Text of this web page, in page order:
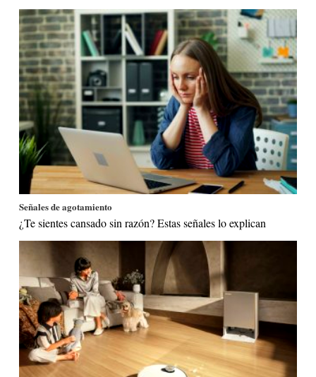
Señales de agotamiento
¿Te sientes cansado sin razón? Estas señales lo explican